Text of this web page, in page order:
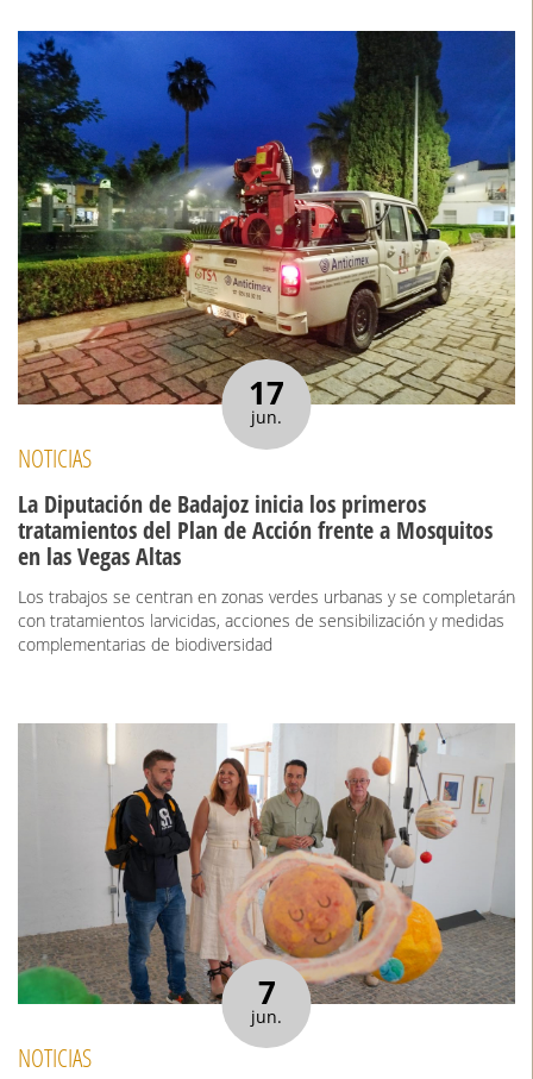
17
jun.
NOTICIAS
La Diputación de Badajoz inicia los primeros
tratamientos del Plan de Acción frente a Mosquitos
en las Vegas Altas
Los trabajos se centran en zonas verdes urbanas y se completarán
con tratamientos larvicidas, acciones de sensibilización y medidas
complementarias de biodiversidad
7
jun.
NOTICIAS